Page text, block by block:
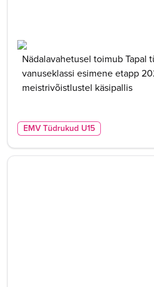
Nädalavahetusel toimub Tapal
vanuseklassi esimene etapp
meistrivõistlustel käsipallis
EMV Tüdrukud U15